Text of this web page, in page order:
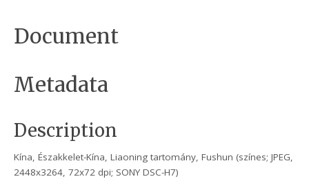
Document
Metadata
Description
Kína, Északkelet-Kína, Liaoning tartomány, Fushun (színes; JPEG,
2448x3264, 72x72 dpi; SONY DSC-H7)